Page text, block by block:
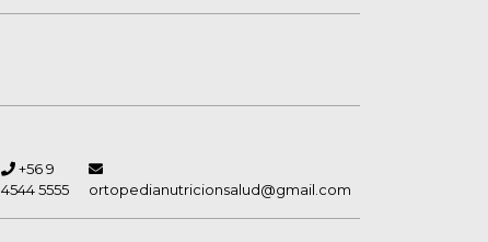
+56 9
4544 5555
ortopedianutricionsalud@gmail.com